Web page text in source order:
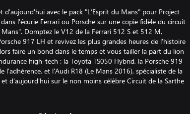
avec le pack "L’Esprit du Mans" pour Project
l'écurie Ferrari ou Porsche sur une copie fidèle du circuit
Domptez le V12 de la Ferrari 512 S et 512 M,
917 LH et revivez les plus grandes heures de l'histoire
faire un bond dans le temps et vous tailler la part du lion
high-tech : la Toyota TS050 Hybrid, la Porsche 919
l'adhérence, et l'Audi R18 (Le Mans 2016), spécialiste de la
d'aujourd'hui sur le non moins célèbre Circuit de la Sarthe